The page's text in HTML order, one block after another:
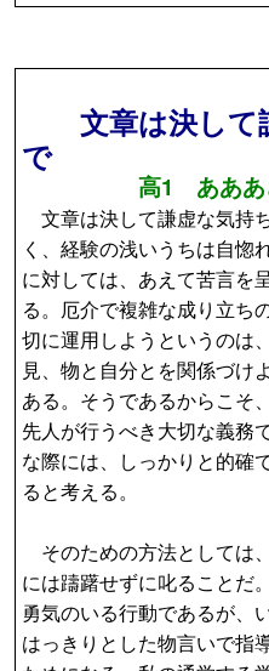
文章は決して
で
高1 あああ
文章は決して謙虚な気持
く、経験の浅いうちは自惚
に対しては、あえて苦言を
る。厄介で複雑な成り立ち
切に運用しようというのは
見、物と自分とを関係づけ
ある。そうであるからこそ
先人が行うべき大切な義務
な際には、しっかりと的確
ると考える。
そのための方法としては
には躊躇せずに叱ることだ
勇気のいる行動であるが、
はっきりとした物言いで指